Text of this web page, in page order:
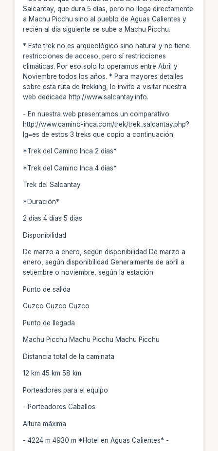
Salcantay, que dura 5 días, pero no llega directamente
a Machu Picchu sino al pueblo de Aguas Calientes y
recién al día siguiente se sube a Machu Picchu.
* Este trek no es arqueológico sino natural y no tiene
restricciones de acceso, pero sí restricciones
climáticas. Por eso solo lo operamos entre Abril y
Noviembre todos los años. * Para mayores detalles
sobre esta ruta de trekking, lo invito a visitar nuestra
web dedicada http://www.salcantay.info.
- En nuestra web presentamos un comparativo
http://www.camino-inca.com/trek/trek_salcantay.php?
lg=es de estos 3 treks que copio a continuación:
*Trek del Camino Inca 2 días*
*Trek del Camino Inca 4 días*
Trek del Salcantay
*Duración*
2 días 4 días 5 días
Disponibilidad
De marzo a enero, según disponibilidad De marzo a
enero, según disponibilidad Generalmente de abril a
setiembre o noviembre, según la estación
Punto de salida
Cuzco Cuzco Cuzco
Punto de llegada
Machu Picchu Machu Picchu Machu Picchu
Distancia total de la caminata
12 km 45 km 58 km
Porteadores para el equipo
- Porteadores Caballos
Altura máxima
- 4224 m 4930 m *Hotel en Aguas Calientes* -